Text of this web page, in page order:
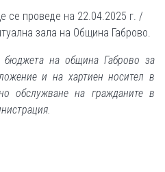
се проведе на 22.04.2025 г. /
зала на Община Габрово.
бюджета на община Габрово за
и на хартиен носител в
обслужване на гражданите в